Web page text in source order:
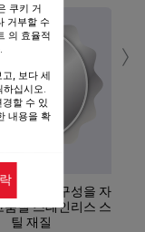
정성과 내구성을 자
품질 스테인리스 스
틸 재질
›
쿠키 거
거부할 수
의 효율적
, 보다 세
십시오.
할 수 있
내용을 확